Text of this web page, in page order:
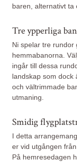
baren, alternativt ta
Tre ypperliga
Ni spelar tre rundor
hemmabanorna.
ingår till dessa
landskap som dock
och vältrimmade
utmaning.
Smidig
I detta
er vid utgången
På hemresedagen